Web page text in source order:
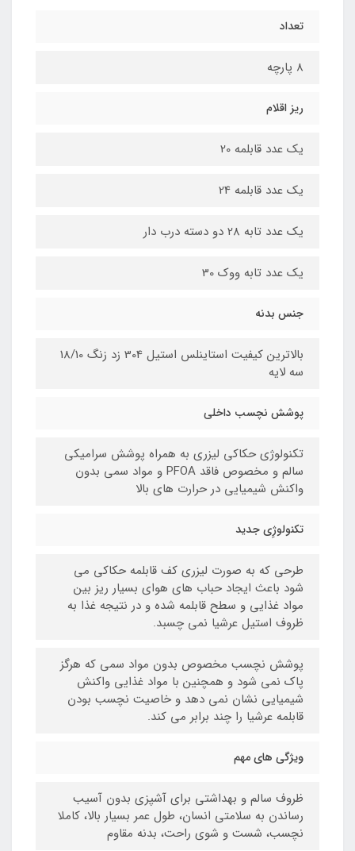
تعداد
8 پارچه
ریز اقلام
یک عدد قابلمه 20
یک عدد قابلمه 24
یک عدد تابه 28 دو دسته درب دار
یک عدد تابه ووک 30
جنس بدنه
بالاترین کیفیت استاینلس استیل 304 زد زنگ 18/10
سه لایه
پوشش نچسب داخلی
تکنولوژی حکاکی لیزری به همراه پوشش سرامیکی
سالم و مخصوص فاقد PFOA و مواد سمی بدون
واکنش شیمیایی در حرارت های بالا
تکنولوژِی جدید
طرحی که به صورت لیزری کف قابلمه حکاکی می
شود باعث ایجاد حباب های هوای بسیار ریز بین
مواد غذایی و سطح قابلمه شده و در نتیجه غذا به
ظروف استیل عرشیا نمی چسبد.
پوشش نچسب مخصوص بدون مواد سمی که هرگز
پاک نمی شود و همچنین با مواد غذایی واکنش
شیمیایی نشان نمی دهد و خاصیت نچسب بودن
قابلمه عرشیا را چند برابر می کند.
ویژگی های مهم
ظروف سالم و بهداشتی برای آشپزی بدون آسیب
رساندن به سلامتی انسان، طول عمر بسیار بالا، کاملا
نچسب، شست و شوی راحت، بدنه مقاوم